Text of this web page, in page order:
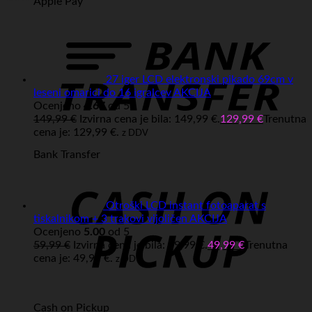
Bank Transfer
Cash on Pickup
27 iger LCD elektronski pikado 69cm v
leseni omarici do 16 igralcev AKCIJA
Ocenjeno 4.67od 5
149,99€ Izvirna cena je bila: 149,99 €.129,99 €Trenutna
cena je: 129,99 €. z DDV
Otroški LCD instant fotoaparat s
tiskalnikom + 3 trakovi vijoličen AKCIJA
Ocenjeno 5.00 od 5
59,99€ Izvirna cena je bila: 59,99 €.49,99 € Trenutna
cena je: 49,99 €. z DDV